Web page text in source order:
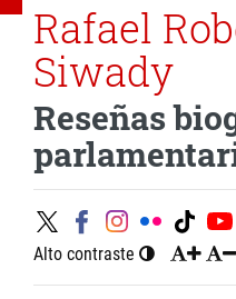
Rafael
Siwady
Reseñas
Alto contraste